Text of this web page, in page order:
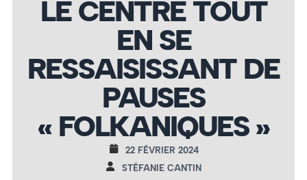
LE CENTRE TOUT
EN SE
RESSAISISSANT DE
PAUSES
« FOLKANIQUES »
22 FÉVRIER 2024
STÉFANIE CANTIN